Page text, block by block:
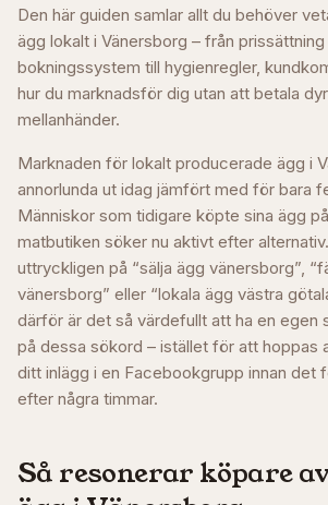
Den här guiden samlar allt du behöver
ägg lokalt i Vänersborg – från
bokningssystem till hygienregler,
hur du marknadsför dig utan att betala
mellanhänder.
Marknaden för lokalt producerade ägg i
annorlunda ut idag jämfört med för bara
Människor som tidigare köpte sina ägg
matbutiken söker nu aktivt efter
uttryckligen på “sälja ägg vänersborg”,
vänersborg” eller “lokala ägg västra
därför är det så värdefullt att ha en egen
på dessa sökord – istället för att hoppas
ditt inlägg i en Facebookgrupp innan det
efter några timmar.
Så resonerar köpare